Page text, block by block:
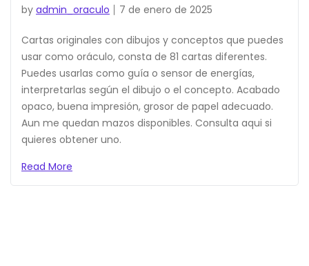
by admin_oraculo 7 de enero de 2025
Cartas originales con dibujos y conceptos que puedes
usar como oráculo, consta de 81 cartas diferentes.
Puedes usarlas como guía o sensor de energías,
interpretarlas según el dibujo o el concepto. Acabado
opaco, buena impresión, grosor de papel adecuado.
Aun me quedan mazos disponibles. Consulta aqui si
quieres obtener uno.
Read More